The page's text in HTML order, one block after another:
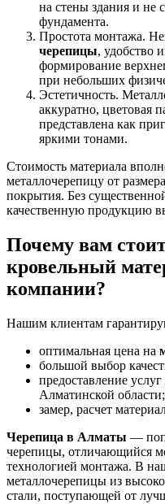
на стены здания и не
фундамента.
Простота монтажа.
черепицы, удобство
формирование
при небольших
Эстетичность.
аккуратно, цветовая
представлена как
яркими тонами.
Стоимость материала
металлочерепицу от
покрытия. Без
качественную продукцию
Почему вам
кровельный
компании?
Нашим клиентам
оптимальная цена на
большой выбор
предоставление
Алматинской области;
замер, расчет
Черепица в Алматы —
черепицы, отличающийся
технологией монтажа. В
металлочерепицы из
стали, поступающей от